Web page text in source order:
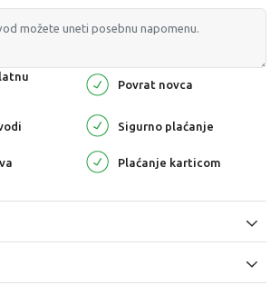
Povrat novca
Sigurno plaćanje
Plaćanje karticom